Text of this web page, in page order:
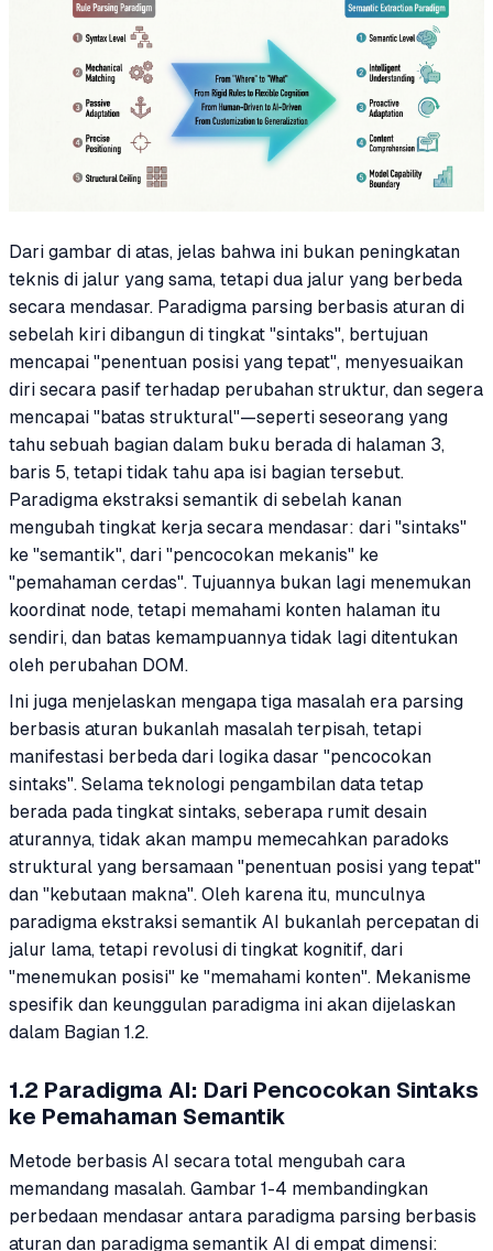
Dari gambar di atas, jelas bahwa ini bukan peningkatan
teknis di jalur yang sama, tetapi dua jalur yang berbeda
secara mendasar. Paradigma parsing berbasis aturan di
sebelah kiri dibangun di tingkat "sintaks", bertujuan
mencapai "penentuan posisi yang tepat", menyesuaikan
diri secara pasif terhadap perubahan struktur, dan segera
mencapai "batas struktural"—seperti seseorang yang
tahu sebuah bagian dalam buku berada di halaman 3,
baris 5, tetapi tidak tahu apa isi bagian tersebut.
Paradigma ekstraksi semantik di sebelah kanan
mengubah tingkat kerja secara mendasar: dari "sintaks"
ke "semantik", dari "pencocokan mekanis" ke
"pemahaman cerdas". Tujuannya bukan lagi menemukan
koordinat node, tetapi memahami konten halaman itu
sendiri, dan batas kemampuannya tidak lagi ditentukan
oleh perubahan DOM.
Ini juga menjelaskan mengapa tiga masalah era parsing
berbasis aturan bukanlah masalah terpisah, tetapi
manifestasi berbeda dari logika dasar "pencocokan
sintaks". Selama teknologi pengambilan data tetap
berada pada tingkat sintaks, seberapa rumit desain
aturannya, tidak akan mampu memecahkan paradoks
struktural yang bersamaan "penentuan posisi yang tepat"
dan "kebutaan makna". Oleh karena itu, munculnya
paradigma ekstraksi semantik AI bukanlah percepatan di
jalur lama, tetapi revolusi di tingkat kognitif, dari
"menemukan posisi" ke "memahami konten". Mekanisme
spesifik dan keunggulan paradigma ini akan dijelaskan
dalam Bagian 1.2.
1.2 Paradigma AI: Dari Pencocokan Sintaks
ke Pemahaman Semantik
Metode berbasis AI secara total mengubah cara
memandang masalah. Gambar 1-4 membandingkan
perbedaan mendasar antara paradigma parsing berbasis
aturan dan paradigma semantik AI di empat dimensi: